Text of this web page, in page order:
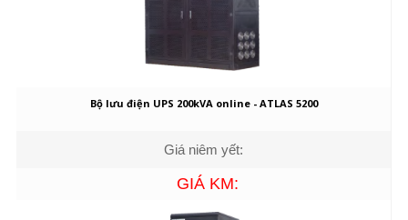
Bộ lưu điện UPS 200kVA online - ATLAS 5200
Giá niêm yết:
GIÁ KM: